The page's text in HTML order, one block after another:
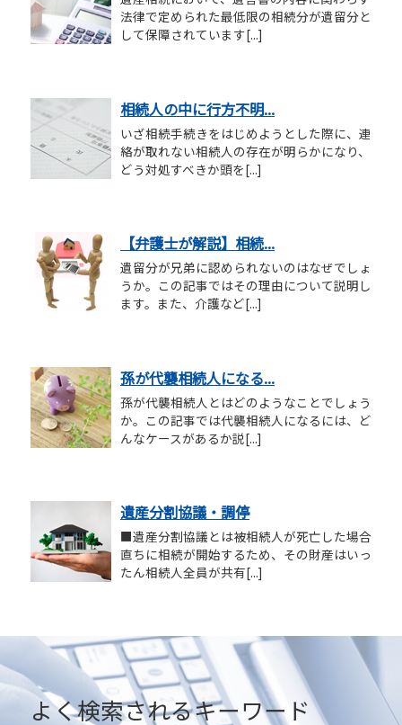
法律で定められた最低限の相続分が遺留分と
して保障されています[...]
相続人の中に行方不明...
いざ相続手続きをはじめようとした際に、連
絡が取れない相続人の存在が明らかになり、
どう対処すべきか頭を[...]
【弁護士が解説】相続...
遺留分が兄弟に認められないのはなぜでしょ
うか。この記事ではその理由について説明し
ます。また、介護など[...]
孫が代襲相続人になる...
孫が代襲相続人とはどのようなことでしょう
か。この記事では代襲相続人になるには、ど
んなケースがあるか説[...]
遺産分割協議・調停
■遺産分割協議とは被相続人が死亡した場合
直ちに相続が開始するため、その財産はいっ
たん相続人全員が共有[...]
よく検索されるキーワード